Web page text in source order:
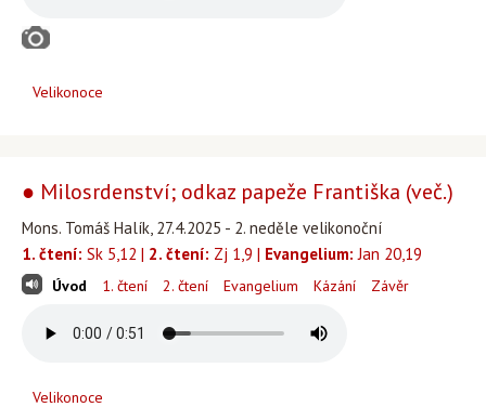
Velikonoce
● Milosrdenství; odkaz papeže Františka (več.)
Mons. Tomáš Halík, 27.4.2025 - 2. neděle velikonoční
1. čtení: Sk 5,12 | 2. čtení: Zj 1,9 | Evangelium: Jan 20,19
Úvod 1. čtení 2. čtení Evangelium Kázání Závěr
Velikonoce